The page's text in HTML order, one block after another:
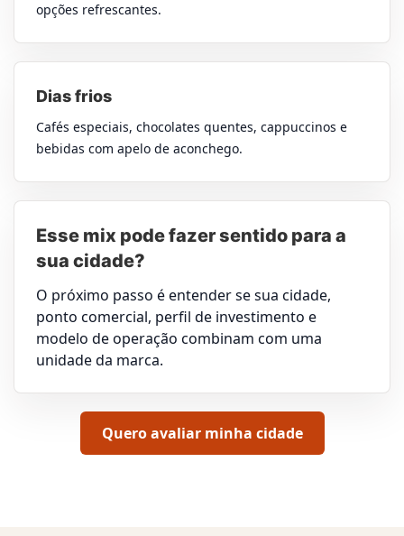
opções refrescantes.
Dias frios
Cafés especiais, chocolates quentes, cappuccinos e
bebidas com apelo de aconchego.
Esse mix pode fazer sentido para a
sua cidade?
O próximo passo é entender se sua cidade,
ponto comercial, perfil de investimento e
modelo de operação combinam com uma
unidade da marca.
Quero avaliar minha cidade